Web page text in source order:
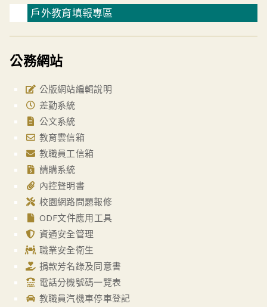
戶外教育填報專區
公務網站
公版網站編輯說明
差勤系統
公文系統
教育雲信箱
教職員工信箱
請購系統
內控聲明書
校園網路問題報修
ODF文件應用工具
資通安全管理
職業安全衛生
捐款芳名錄及同意書
電話分機號碼一覽表
教職員汽機車停車登記